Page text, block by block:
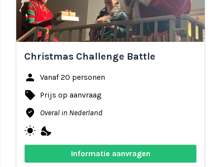
Christmas Challenge Battle
person Vanaf 20 personen
local_offer Prijs op aanvraag
where_to_vote Overal in Nederland
wb_sunny nights_stay
Informatie aanvragen